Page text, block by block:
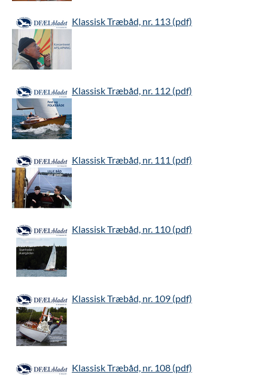
Klassisk Træbåd, nr. 113 (pdf)
Klassisk Træbåd, nr. 112 (pdf)
Klassisk Træbåd, nr. 111 (pdf)
Klassisk Træbåd, nr. 110 (pdf)
Klassisk Træbåd, nr. 109 (pdf)
Klassisk Træbåd, nr. 108 (pdf)